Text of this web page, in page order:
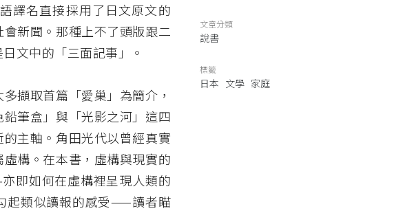
譯名直接採用了日文原文的
會新聞。那種上不了頭版跟二
文中的「三面記事」。
擷取首篇「愛巢」為簡介，
筆盒」與「光影之河」這四
主軸。角田光代以曾經真實
構。在本書，虛構與現實的
即如何在虛構裡呈現人類的
起類似讀報的感受——讀者瞄
文章分類
說書
標籤
日本 文學 家庭